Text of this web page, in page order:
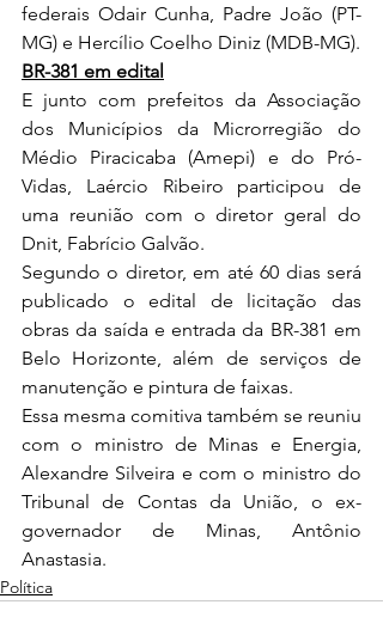
federais Odair Cunha, Padre João (PT-
MG) e Hercílio Coelho Diniz (MDB-MG).
BR-381 em edital
E junto com prefeitos da Associação
dos Municípios da Microrregião do
Médio Piracicaba (Amepi) e do Pró-
Vidas, Laércio Ribeiro participou de
uma reunião com o diretor geral do
Dnit, Fabrício Galvão.
Segundo o diretor, em até 60 dias será
publicado o edital de licitação das
obras da saída e entrada da BR-381 em
Belo Horizonte, além de serviços de
manutenção e pintura de faixas.
Essa mesma comitiva também se reuniu
com o ministro de Minas e Energia,
Alexandre Silveira e com o ministro do
Tribunal de Contas da União, o ex-
governador de Minas, Antônio
Anastasia.
Política